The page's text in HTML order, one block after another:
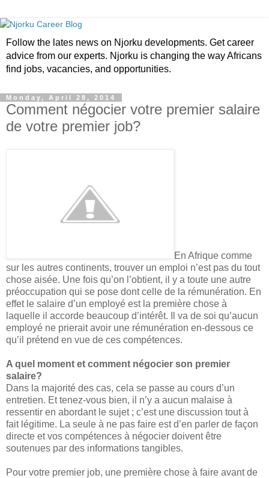
Follow the lates news on Njorku developments. Get career
advice from our experts. Njorku is changing the way Africans
find jobs, vacancies, and opportunities.
Monday, April 28, 2014
Comment négocier votre premier salaire
de votre premier job?
En Afrique comme
sur les autres continents, trouver un emploi n’est pas du tout
chose aisée. Une fois qu’on l’obtient, il y a toute une autre
préoccupation qui se pose dont celle de la rémunération. En
effet le salaire d’un employé est la première chose à
laquelle il accorde beaucoup d’intérêt. Il va de soi qu’aucun
employé ne prierait avoir une rémunération en-dessous ce
qu’il prétend en vue de ces compétences.
A quel moment et comment négocier son premier
salaire?
Dans la majorité des cas, cela se passe au cours d’un
entretien. Et tenez-vous bien, il n’y a aucun malaise à
ressentir en abordant le sujet ; c’est une discussion tout à
fait légitime. La seule à ne pas faire est d’en parler de façon
directe et vos compétences à négocier doivent être
soutenues par des informations tangibles.
Pour votre premier job, une première chose à faire avant de